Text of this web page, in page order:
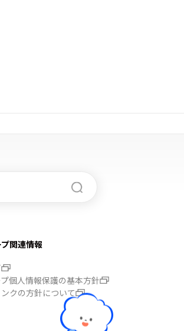
関連情報
個人情報保護の基本方針
クの方針について